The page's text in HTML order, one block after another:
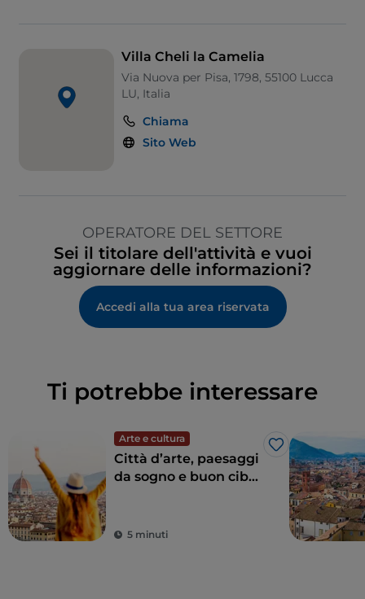
Villa Cheli la Camelia
Via Nuova per Pisa, 1798, 55100 Lucca
LU, Italia
Chiama
Sito Web
OPERATORE DEL SETTORE
Sei il titolare dell'attività e vuoi
aggiornare delle informazioni?
Accedi alla tua area riservata
Ti potrebbe interessare
Arte e cultura
Like
Città d’arte, paesaggi
da sogno e buon cibo:
5 minuti